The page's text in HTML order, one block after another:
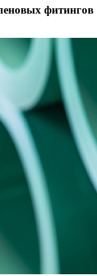
фитингов